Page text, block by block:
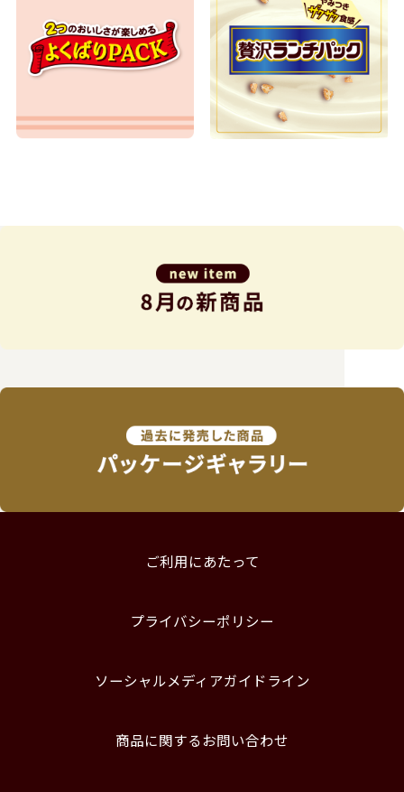
ご利用にあたって
プライバシーポリシー
ソーシャルメディアガイドライン
商品に関するお問い合わせ